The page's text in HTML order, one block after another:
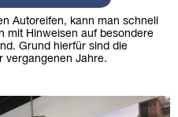
Autoreifen, kann man schnell
mit Hinweisen auf besondere
Grund hierfür sind die
vergangenen Jahre.